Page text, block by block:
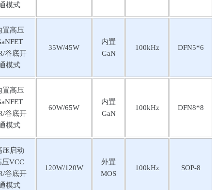
模式
置⾼压
⾕底开
模式
35W/45W
内置
GaN
100kHz DFN5*6
置⾼压
⾕底开
模式
60W/65W
内置
GaN
100kHz DFN8*8
压启动
压VCC
⾕底开
模式
120W/120W
外置
MOS
100kHz SOP-8